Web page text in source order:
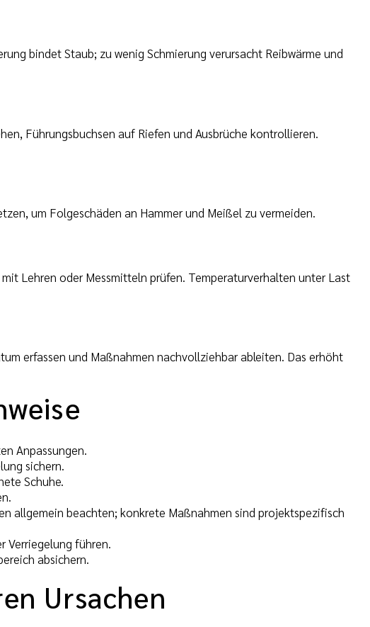
bindet Staub; zu wenig Schmierung verursacht Reibwärme und
Führungsbuchsen auf Riefen und Ausbrüche kontrollieren.
um Folgeschäden an Hammer und Meißel zu vermeiden.
Lehren oder Messmitteln prüfen. Temperaturverhalten unter Last
erfassen und Maßnahmen nachvollziehbar ableiten. Das erhöht
Anpassungen.
sichern.
Schuhe.
allgemein beachten; konkrete Maßnahmen sind projektspezifisch
Verriegelung führen.
absichern.
Ursachen